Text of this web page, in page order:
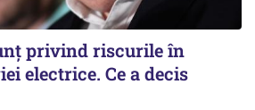
privind riscurile în
electrice. Ce a decis